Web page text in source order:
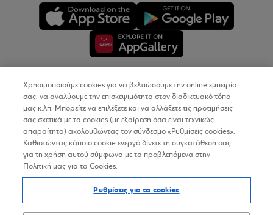
Copyright © 2026
Όροι Χρήσης
Προσωπικά Δεδομένα στον Διαδικτυακό Τόπο
Δήλωση Προσβασιμότητας
Χρησιμοποιούμε cookies για να βελτιώσουμε την online εμπειρία
σας, να αναλύουμε την επισκεψιμότητα στον διαδικτυακό τόπο
μας κ.λπ. Μπορείτε να επιλέξετε και να αλλάξετε τις προτιμήσεις
σας σχετικά με τα cookies (με εξαίρεση όσα είναι τεχνικώς
απαραίτητα) ακολουθώντας τον σύνδεσμο «Ρυθμίσεις cookies».
Καθιστώντας κάποιο cookie ενεργό δίνετε τη συγκατάθεσή σας
για τη χρήση αυτού σύμφωνα με τα προβλεπόμενα στην
Πολιτική μας για τα Cookies.
Ρυθμίσεις για τα cookies